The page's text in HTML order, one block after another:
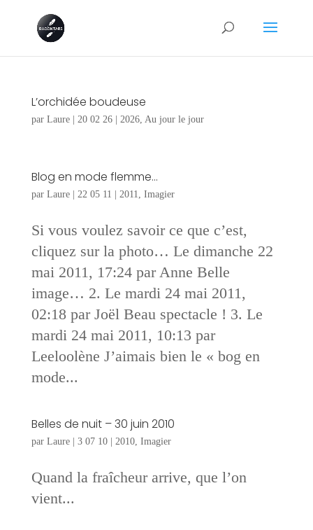
L’orchidée boudeuse
par Laure| 20 02 26| 2026, Au jour le jour
Blog en mode flemme…
par Laure| 22 05 11 2011, Imagier
Si vous voulez savoir ce que c’est,
cliquez sur la photo… Le dimanche 22
mai 2011, 17:24 par Anne Belle
image… 2. Le mardi 24 mai 2011,
02:18 par Joël Beau spectacle ! 3. Le
mardi 24 mai 2011, 10:13 par
Leeloolène J’aimais bien le « bog en
mode...
Belles de nuit – 30 juin 2010
par Laure| 3 07 10| 2010, Imagier
Quand la fraîcheur arrive, que l’on
vient...